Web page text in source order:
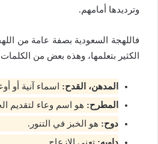
وترديدها أمامهم.
فاللهجة السعودية بصفة عامة من
الكثير بتعلمها، وهذه بعض من
المدهن، القدح: اسماء آنية أو
المطرح: هو اسم وعاء لتقديم
دوح: هو الخبز في التنور.